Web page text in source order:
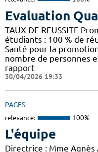
Evaluation
TAUX DE REUSSITE
étudiants : 100 % de
Santé pour la
nombre de personnes
rapport
30/04/2026 19:33
PAGES
relevance: 100%
L'équipe
Directrice : Mme Agnès